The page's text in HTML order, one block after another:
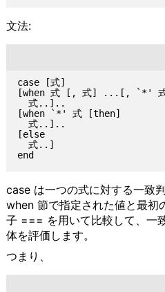
文法:
case [式]
[when 式 [, 式] ...[, `*'
  式..]..
[when `*' 式 [then]
  式..]..
[else
  式..]
case は一つの式に対する一致
when 節で指定された値と最初
子 === を用いて比較して、一
体を評価します。
つまり、